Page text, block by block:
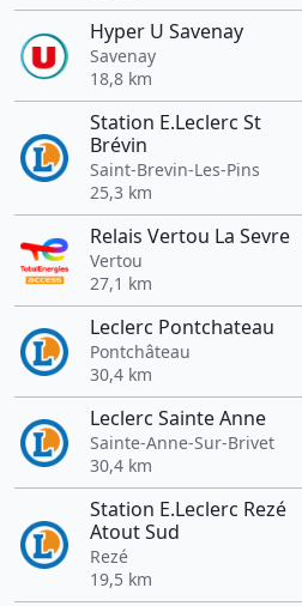
Hyper U Savenay
Savenay
18,8 km
Station E.Leclerc St
Brévin
Saint-Brevin-Les-Pins
25,3 km
Relais Vertou La Sevre
Vertou
27,1 km
Leclerc Pontchateau
Pontchâteau
30,4 km
Leclerc Sainte Anne
Sainte-Anne-Sur-Brivet
30,4 km
Station E.Leclerc Rezé
Atout Sud
Rezé
19,5 km